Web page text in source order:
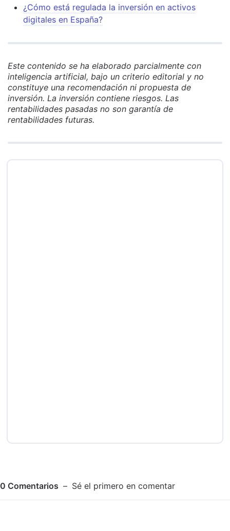
¿Cómo está regulada la inversión en activos
digitales en España?
Este contenido se ha elaborado parcialmente con
inteligencia artificial, bajo un criterio editorial y no
constituye una recomendación ni propuesta de
inversión. La inversión contiene riesgos. Las
rentabilidades pasadas no son garantía de
rentabilidades futuras.
0 Comentarios Sé el primero en comentar